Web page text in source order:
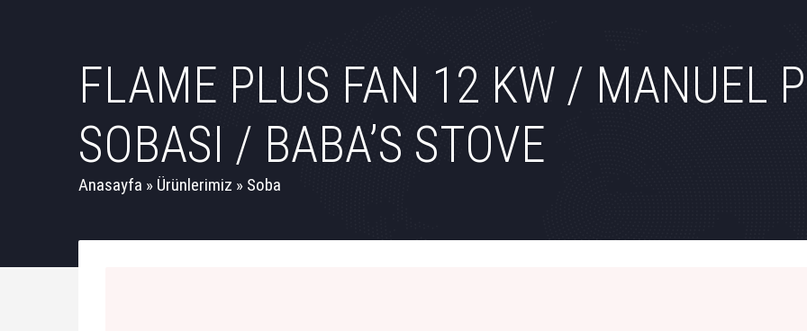
FLAME PLUS FAN 12 KW / MANUEL
SOBASI / BABA’S STOVE
Anasayfa » Ürünlerimiz » Soba